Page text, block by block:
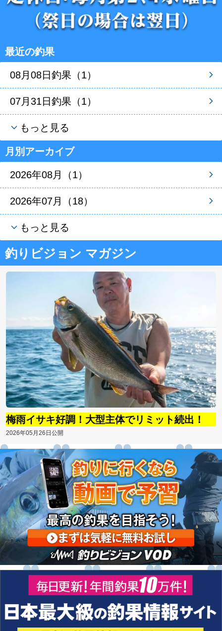
最近の釣果
08月08日釣果（1）
07月31日釣果（1）
もっと見る
月別アーカイブ
2026年08月（1）
2026年07月（18）
もっと見る
釣りビジョン マガジン
梅雨イサキ好調！大型主体でリミット続出！
2026年05月26日公開